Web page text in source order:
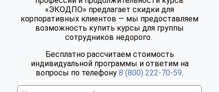
«ЭКОДПО» предлагает скидки для
корпоративных клиентов — мы предоставляем
возможность купить курсы для группы
сотрудников недорого.
Бесплатно рассчитаем стоимость
индивидуальной программы и ответим на
вопросы по телефону 8 (800) 222-70-59.